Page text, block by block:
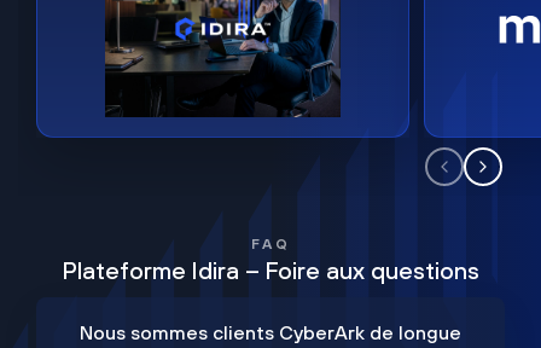
FAQ
Plateforme Idira – Foire aux questions
Nous sommes clients CyberArk de longue